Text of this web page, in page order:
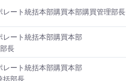
レート統括本部購買本部購買管理部長
レート統括本部購買本部
長
レート統括本部購買本部
括部長